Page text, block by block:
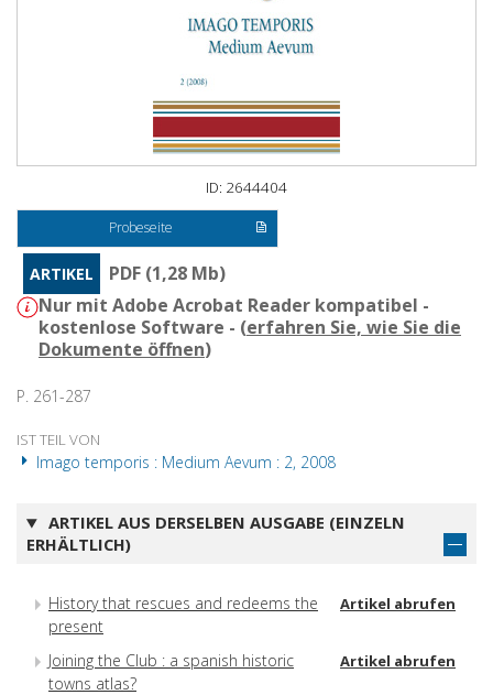
ID: 2644404
Probeseite
ARTIKEL
PDF (1,28 Mb)
Nur mit Adobe Acrobat Reader kompatibel -
kostenlose Software - (erfahren Sie, wie Sie die
Dokumente öffnen)
P. 261-287
IST TEIL VON
Imago temporis : Medium Aevum : 2, 2008
ARTIKEL AUS DERSELBEN AUSGABE (EINZELN
ERHÄLTLICH)
History that rescues and redeems the
present
Artikel abrufen
Joining the Club : a spanish historic
towns atlas?
Artikel abrufen